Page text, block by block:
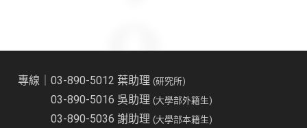
專線｜03-890-5012 葉助理(研究所)
03-890-5016 吳助理(大學部外籍生)
03-890-5036 謝助理(大學部本籍生)